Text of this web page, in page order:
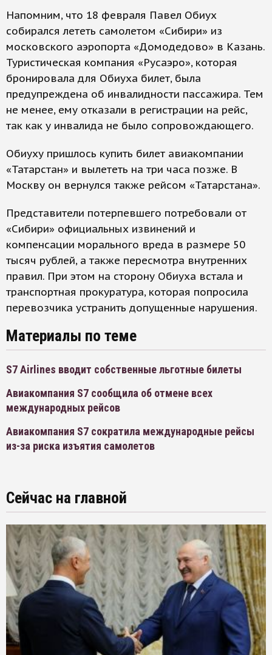
Напомним, что 18 февраля Павел Обиух
собирался лететь самолетом «Сибири» из
московского аэропорта «Домодедово» в Казань.
Туристическая компания «Русаэро», которая
бронировала для Обиуха билет, была
предупреждена об инвалидности пассажира. Тем
не менее, ему отказали в регистрации на рейс,
так как у инвалида не было сопровождающего.
Обиуху пришлось купить билет авиакомпании
«Татарстан» и вылететь на три часа позже. В
Москву он вернулся также рейсом «Татарстана».
Представители потерпевшего потребовали от
«Сибири» официальных извинений и
компенсации морального вреда в размере 50
тысяч рублей, а также пересмотра внутренних
правил. При этом на сторону Обиуха встала и
транспортная прокуратура, которая попросила
перевозчика устранить допущенные нарушения.
Материалы по теме
S7 Airlines вводит собственные льготные билеты
Авиакомпания S7 сообщила об отмене всех
международных рейсов
Авиакомпания S7 сократила международные рейсы
из-за риска изъятия самолетов
Сейчас на главной